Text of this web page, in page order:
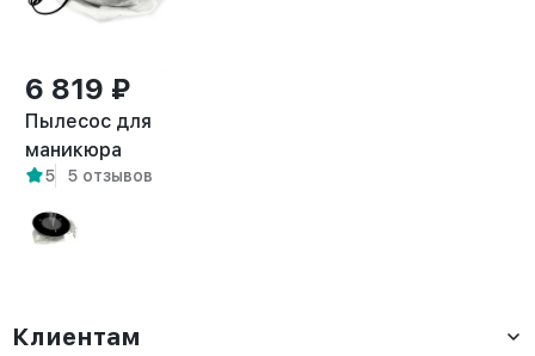
6 819 ₽
Пылесос для
маникюра
встроенный
встраиваемый
Pure белый
5 5 отзывов
Клиентам